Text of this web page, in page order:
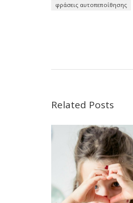
φράσεις αυτοπεποίθησης
Related Posts